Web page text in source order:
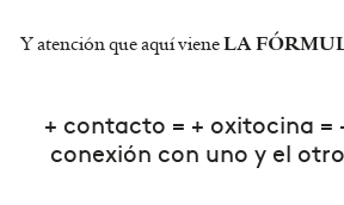
Y atención que aquí viene LA
+ contacto = + oxitocina =
conexión con uno y el